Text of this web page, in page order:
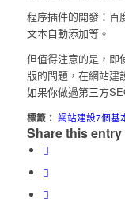
程序插件的開發：百
文本自動添加等。
但值得注意的是，即
版的問題，在網站建
如果你做過第三方
標籤： 網站建設7個基
Share this entry